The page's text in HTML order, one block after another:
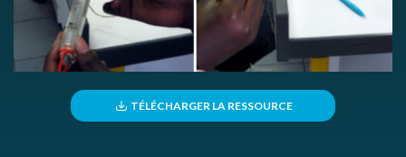
TÉLÉCHARGER LA RESSOURCE